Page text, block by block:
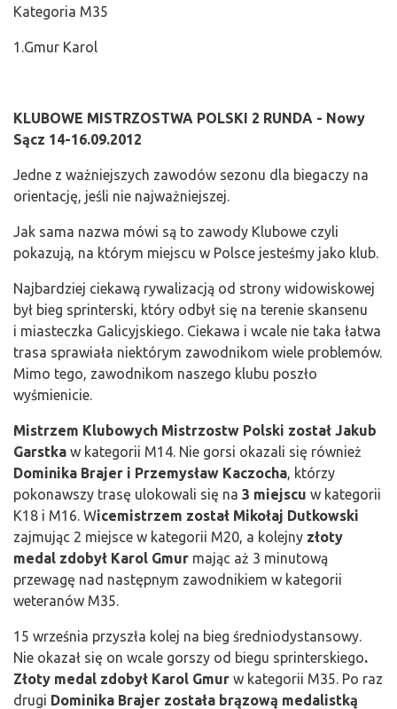
Kategoria M35
1.Gmur Karol
KLUBOWE MISTRZOSTWA POLSKI 2 RUNDA - Nowy
Sącz 14-16.09.2012
Jedne z ważniejszych zawodów sezonu dla biegaczy na
orientację, jeśli nie najważniejszej.
Jak sama nazwa mówi są to zawody Klubowe czyli
pokazują, na którym miejscu w Polsce jesteśmy jako klub.
Najbardziej ciekawą rywalizacją od strony widowiskowej
był bieg sprinterski, który odbył się na terenie skansenu
i miasteczka Galicyjskiego. Ciekawa i wcale nie taka łatwa
trasa sprawiała niektórym zawodnikom wiele problemów.
Mimo tego, zawodnikom naszego klubu poszło
wyśmienicie.
Mistrzem Klubowych Mistrzostw Polski został Jakub
Garstka w kategorii M14. Nie gorsi okazali się również
Dominika Brajer i Przemysław Kaczocha, którzy
pokonawszy trasę ulokowali się na 3 miejscu w kategorii
K18 i M16. Wicemistrzem został Mikołaj Dutkowski
zajmując 2 miejsce w kategorii M20, a kolejny złoty
medal zdobył Karol Gmur mając aż 3 minutową
przewagę nad następnym zawodnikiem w kategorii
weteranów M35.
15 września przyszła kolej na bieg średniodystansowy.
Nie okazał się on wcale gorszy od biegu sprinterskiego.
Złoty medal zdobył Karol Gmur w kategorii M35. Po raz
drugi Dominika Brajer została brązową medalistką